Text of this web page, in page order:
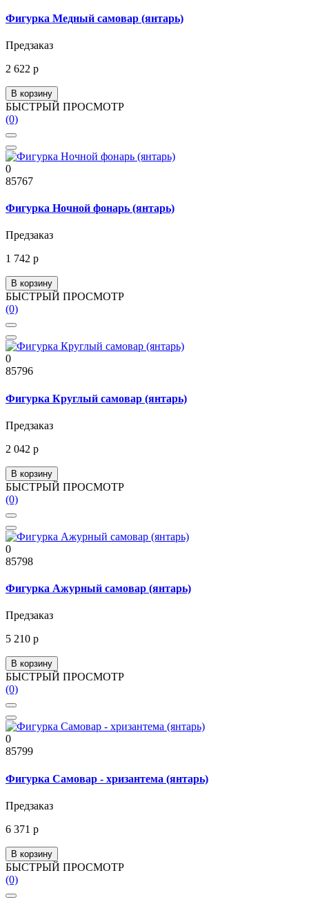
Фигурка Медный самовар (янтарь)
Предзаказ
2 622 р
В корзину
БЫСТРЫЙ ПРОСМОТР
(0)
0
85767
Фигурка Ночной фонарь (янтарь)
Предзаказ
1 742 р
В корзину
БЫСТРЫЙ ПРОСМОТР
(0)
0
85796
Фигурка Круглый самовар (янтарь)
Предзаказ
2 042 р
В корзину
БЫСТРЫЙ ПРОСМОТР
(0)
0
85798
Фигурка Ажурный самовар (янтарь)
Предзаказ
5 210 р
В корзину
БЫСТРЫЙ ПРОСМОТР
(0)
0
85799
Фигурка Самовар - хризантема (янтарь)
Предзаказ
6 371 р
В корзину
БЫСТРЫЙ ПРОСМОТР
(0)